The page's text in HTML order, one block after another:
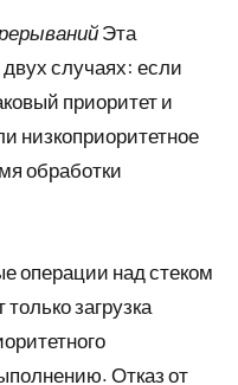
Эта
случаях: если
приоритет и
низкоприоритетное
обработки
операции над стеком
загрузка
Отказ от